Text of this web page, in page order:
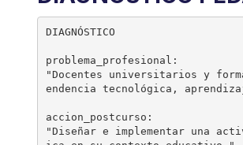
DIAGNÓSTICO
problema_profesional:
"Docentes universitarios y
endencia tecnológica,
accion_postcurso:
"Diseñar e implementar una